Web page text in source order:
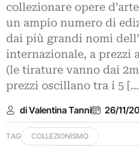
collezionare opere
un ampio numero di
dai più grandi nomi
internazionale, a prezzi
(le tirature vanno dai
prezzi oscillano tra i 5
di Valentina Tanni 26/11/
TAG COLLEZIONISMO